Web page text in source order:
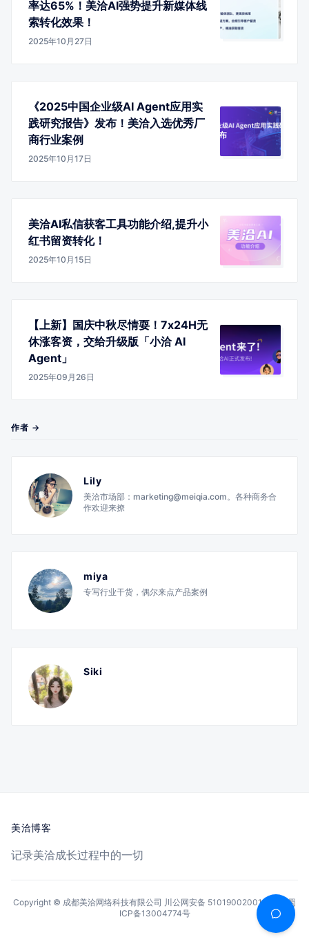
率达65%！美洽AI强势提升新媒体线
索转化效果！
2025年10月27日
《2025中国企业级AI Agent应用实
践研究报告》发布！美洽入选优秀厂
商行业案例
2025年10月17日
美洽AI私信获客工具功能介绍,提升小
红书留资转化！
2025年10月15日
【上新】国庆中秋尽情耍！7x24H无
休涨客资，交给升级版「小洽 AI
Agent」
2025年09月26日
作者 →
Lily
美洽市场部：marketing@meiqia.com。各种商务合
作欢迎来撩
miya
专写行业干货，偶尔来点产品案例
Siki
美洽博客
记录美洽成长过程中的一切
Copyright © 成都美洽网络科技有限公司 川公网安备 51019002001144号
蜀
ICP备13004774号